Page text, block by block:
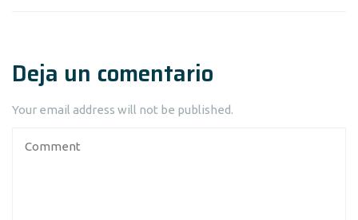
Deja un comentario
Your email address will not be published.